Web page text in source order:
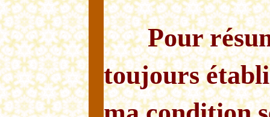
Pour
toujours